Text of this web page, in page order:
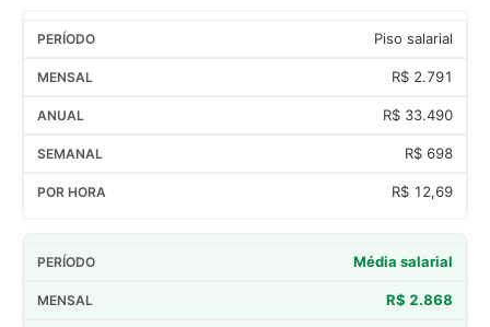
Piso salarial
R$ 2.791
R$ 33.490
R$ 698
R$ 12,69
Média salarial
R$ 2.868